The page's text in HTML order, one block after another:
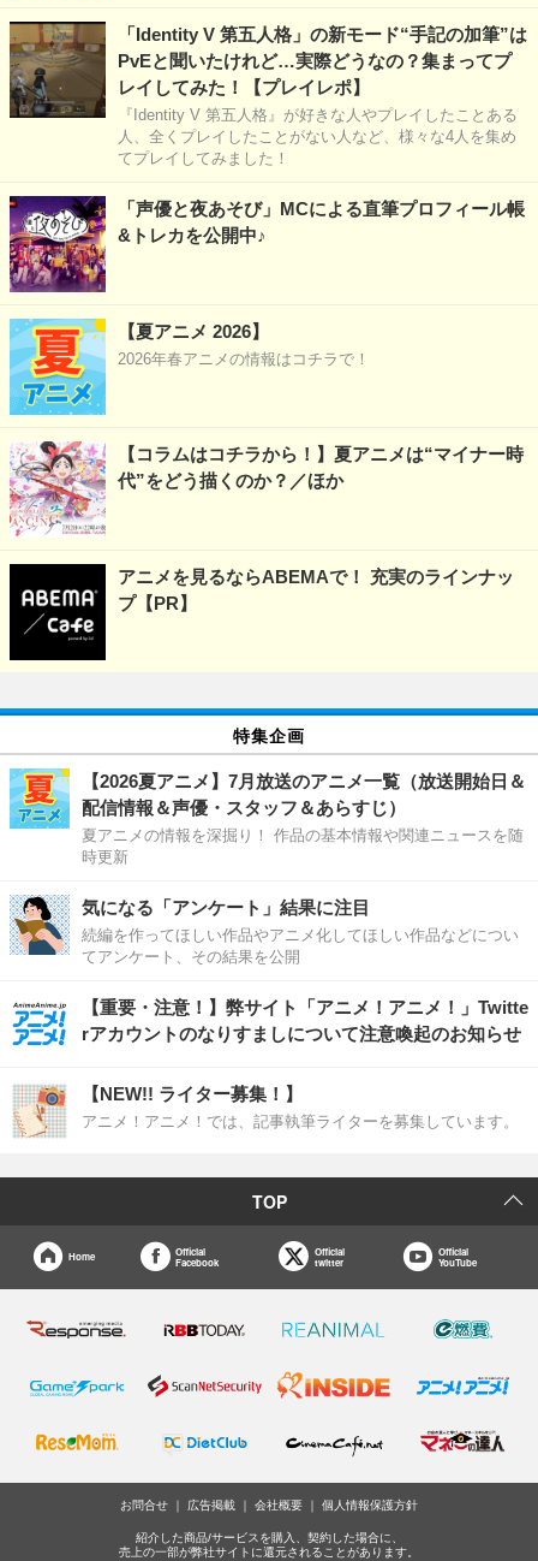
「Identity V 第五人格」の新モード“手記の加筆”は
PvEと聞いたけれど…実際どうなの？集まってプ
レイしてみた！【プレイレポ】
『Identity V 第五人格』が好きな人やプレイしたことある
人、全くプレイしたことがない人など、様々な4人を集め
てプレイしてみました！
「声優と夜あそび」MCによる直筆プロフィール帳
&トレカを公開中♪
【夏アニメ 2026】
2026年春アニメの情報はコチラで！
【コラムはコチラから！】夏アニメは“マイナー時
代”をどう描くのか？／ほか
アニメを見るならABEMAで！ 充実のラインナッ
プ【PR】
特集企画
【2026夏アニメ】7月放送のアニメ一覧（放送開始日＆
配信情報＆声優・スタッフ＆あらすじ）
夏アニメの情報を深掘り！ 作品の基本情報や関連ニュースを随
時更新
気になる「アンケート」結果に注目
続編を作ってほしい作品やアニメ化してほしい作品などについ
てアンケート、その結果を公開
【重要・注意！】弊サイト「アニメ！アニメ！」Twitte
rアカウントのなりすましについて注意喚起のお知らせ
【NEW!! ライター募集！】
アニメ！アニメ！では、記事執筆ライターを募集しています。
TOP
Home
Official
Facebook
Official
twitter
Official
YouTube
お問合せ 広告掲載 会社概要 個人情報保護方針
紹介した商品/サービスを購入、契約した場合に、
売上の一部が弊社サイトに還元されることがあります。